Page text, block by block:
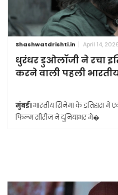
Shashwatdrishti.in April 14,
धुरंधर डुओलॉजी ने रचा
करने वाली पहली
मुंबई। भारतीय सिनेमा के इतिहास में
फिल्म सीरीज ने दुनियाभर मे�